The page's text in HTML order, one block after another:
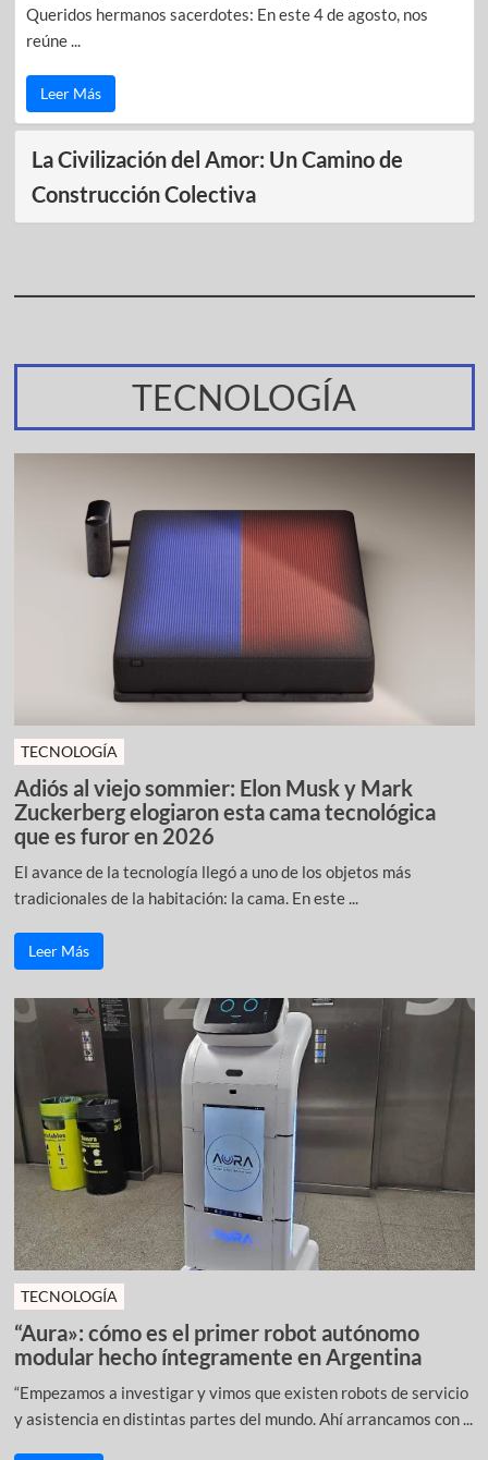
Queridos hermanos sacerdotes: En este 4 de agosto, nos
reúne ...
Leer Más
La Civilización del Amor: Un Camino de
Construcción Colectiva
TECNOLOGÍA
TECNOLOGÍA
Adiós al viejo sommier: Elon Musk y Mark
Zuckerberg elogiaron esta cama tecnológica
que es furor en 2026
El avance de la tecnología llegó a uno de los objetos más
tradicionales de la habitación: la cama. En este ...
Leer Más
TECNOLOGÍA
“Aura»: cómo es el primer robot autónomo
modular hecho íntegramente en Argentina
“Empezamos a investigar y vimos que existen robots de servicio
y asistencia en distintas partes del mundo. Ahí arrancamos con ...